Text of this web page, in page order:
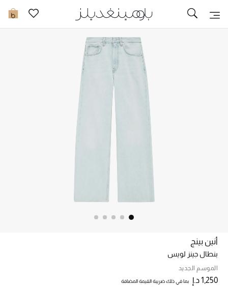
0 تخفيضات
خصم حتى 70%
تسوقوا الآن
أنين بينج
بنطال جينز لويس
الموسم الجديد
1,250 د.إ بما في ذلك ضريبة القيمة المضافة